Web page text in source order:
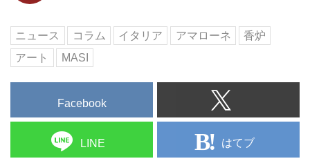
ニュース コラム イタリア アマローネ
香炉
アート
MASI
Facebook
LINE はてブ